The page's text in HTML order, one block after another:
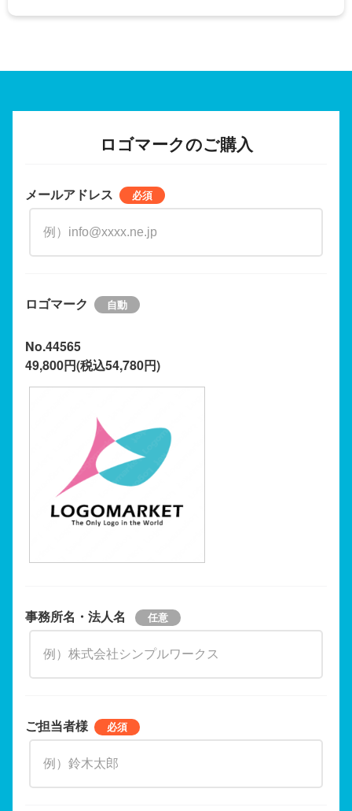
ロゴマークのご購入
メールアドレス
ロゴマーク
No.44565
49,800円(税込54,780円)
事務所名・法人名
ご担当者様